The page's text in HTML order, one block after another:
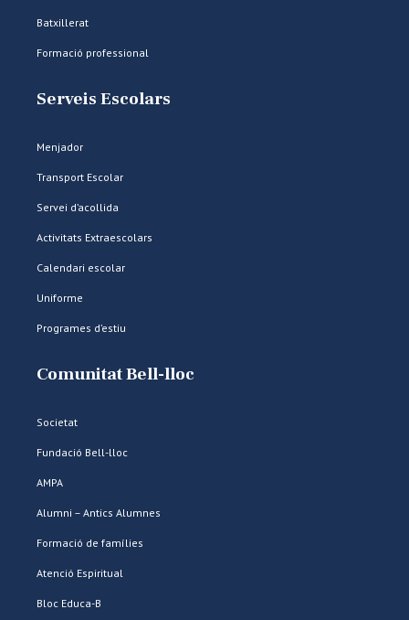
Batxillerat
Formació professional
Serveis Escolars
Menjador
Transport Escolar
Servei d’acollida
Activitats Extraescolars
Calendari escolar
Uniforme
Programes d’estiu
Comunitat Bell-lloc
Societat
Fundació Bell-lloc
AMPA
Alumni – Antics Alumnes
Formació de famílies
Atenció Espiritual
Bloc Educa-B